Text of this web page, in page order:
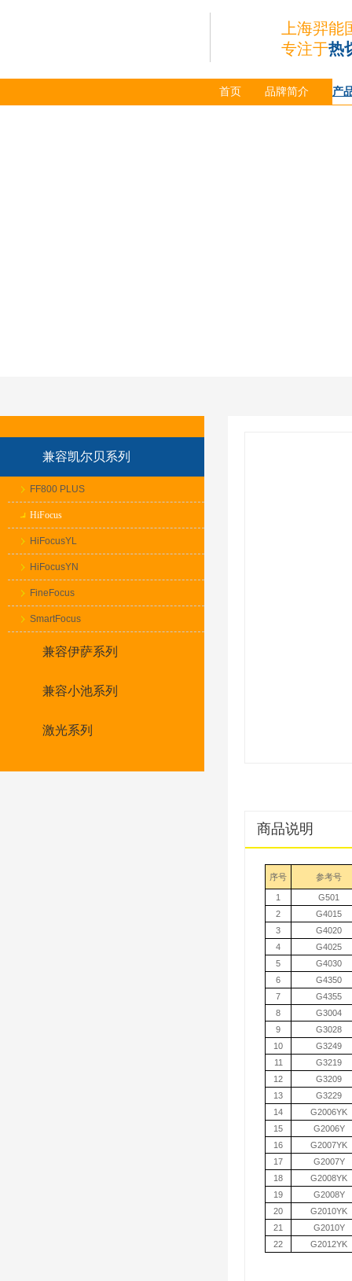
上海羿
专注于热
首页 品牌简介 产
兼容凯尔贝系列
FF800 PLUS
HiFocus
HiFocusYL
HiFocusYN
FineFocus
SmartFocus
兼容伊萨系列
兼容小池系列
激光系列
商品说明
序号 参考号
1
G501
2
G4015
3
G4020
4
G4025
5
G4030
6
G4350
7
G4355
8
G3004
9
G3028
10
G3249
11
G3219
12
G3209
13
G3229
14
G2006YK
15
G2006Y
16
G2007YK
17
G2007Y
18
G2008YK
19
G2008Y
20
G2010YK
21
G2010Y
22
G2012YK